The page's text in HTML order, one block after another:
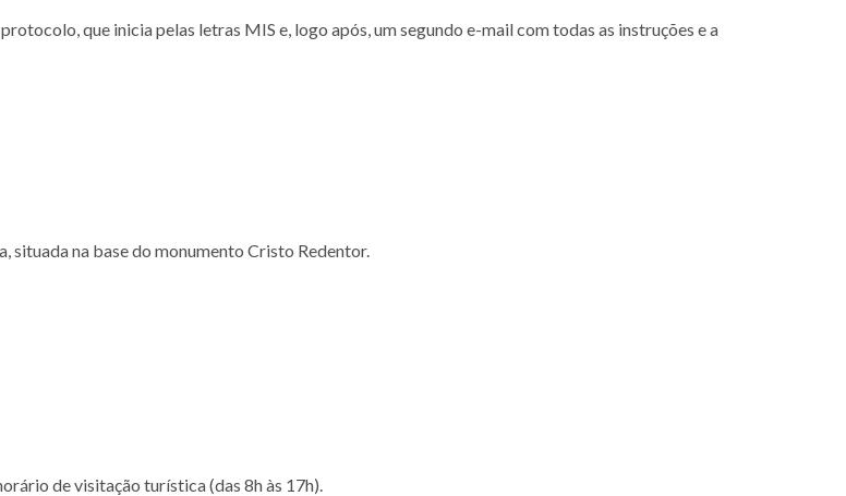
que inicia pelas letras MIS e, logo após, um segundo e-mail com todas as instruções e a
situada na base do monumento Cristo Redentor.
de visitação turística (das 8h às 17h).